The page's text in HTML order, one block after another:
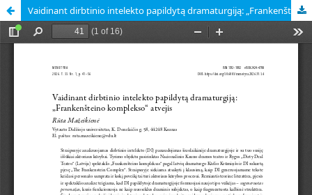
Vaidinant dirbtinio intelekto papildytą dramaturgiją: „Frankenšteino komplekso“ atvejis